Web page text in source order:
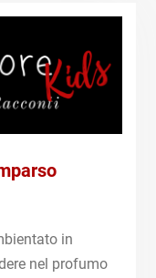
in
nel profumo